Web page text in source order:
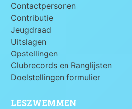
Contactpersonen
Contributie
Jeugdraad
Uitslagen
Opstellingen
Clubrecords en Ranglijsten
Doelstellingen formulier
LESZWEMMEN